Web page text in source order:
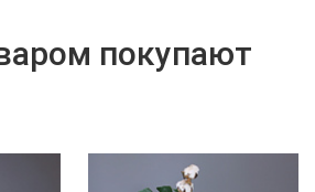
покупают